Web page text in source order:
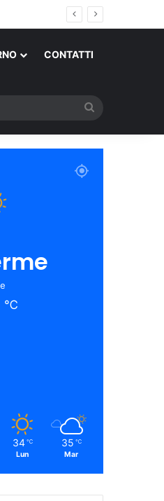
CONTATTI
per
℃
34 ℃
Lun
35 ℃
Mar